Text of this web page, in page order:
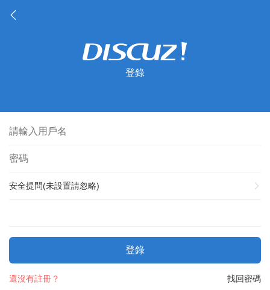
登錄
安全提問(未設置請忽略)
登錄
找回密碼
還沒有註冊？